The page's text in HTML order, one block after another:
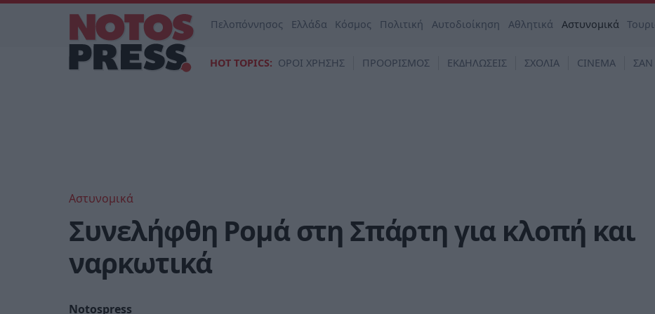
Πελοπόννησος Ελλάδα Κόσμος Πολιτική Αυτοδιοίκηση Αθλητικά Αστυνομικά
HOT TOPICS: ΟΡΟΙ ΧΡΗΣΗΣ ΠΡΟΟΡΙΣΜΟΣ ΕΚΔΗΛΩΣΕΙΣ ΣΧΟΛΙΑ CINEMA
Αστυνομικά
Συνελήφθη Ρομά στη Σπάρτη για κλοπή και
ναρκωτικά
Notospress